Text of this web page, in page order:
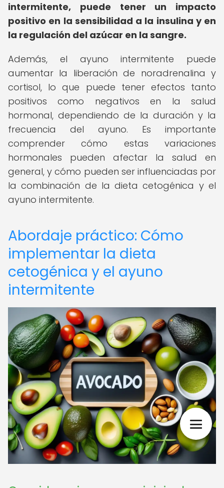
intermitente, puede tener un impacto
positivo en la sensibilidad a la insulina y en
la regulación del azúcar en la sangre.
Además, el ayuno intermitente puede
aumentar la liberación de noradrenalina y
cortisol, lo que puede tener efectos tanto
positivos como negativos en la salud
hormonal, dependiendo de la duración y la
frecuencia del ayuno. Es importante
comprender cómo estas variaciones
hormonales pueden afectar la salud en
general, y cómo pueden ser influenciadas por
la combinación de la dieta cetogénica y el
ayuno intermitente.
Abordaje práctico: Cómo
implementar la dieta
cetogénica y el ayuno
intermitente